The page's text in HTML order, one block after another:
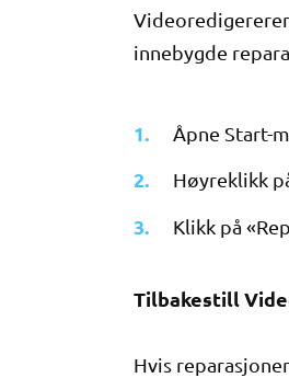
innebygde
Åpne Start-
Høyreklikk
Klikk på
Tilbakestill
Hvis